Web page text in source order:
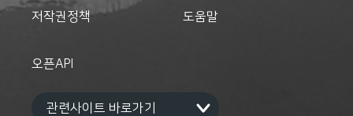
저작권정책 도움말
오픈API